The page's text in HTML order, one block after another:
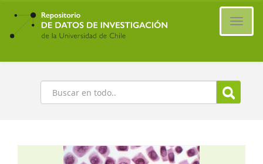
Ir
contenido
principal
Buscar